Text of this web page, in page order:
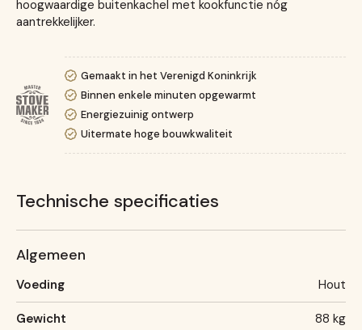
hoogwaardige buitenkachel met kookfunctie nóg
aantrekkelijker.
Gemaakt in het Verenigd Koninkrijk
Binnen enkele minuten opgewarmt
Energiezuinig ontwerp
Uitermate hoge bouwkwaliteit
Technische specificaties
Algemeen
Voeding Hout
Gewicht 88 kg